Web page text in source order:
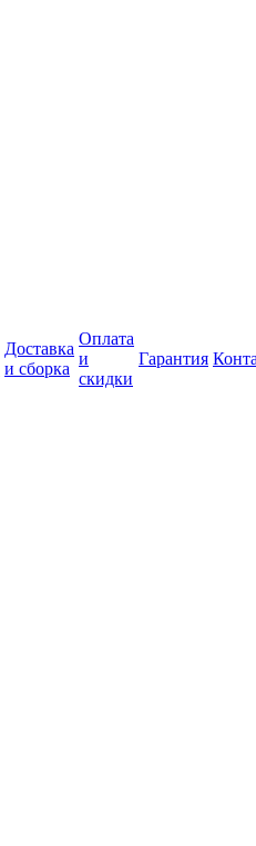
Доставка
и сборка
Оплата
и
скидки
Гарантия